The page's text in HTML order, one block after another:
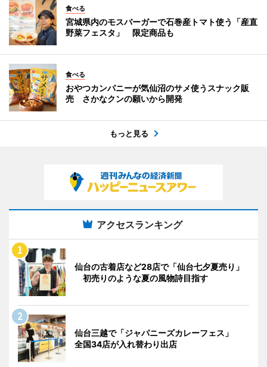
食べる
宮城県内のモスバーガーで石巻産トマト使う「産直
野菜フェスタ」 限定商品も
食べる
おやつカンパニーが気仙沼のサメ使うスナック販
売 さかなクンの願いから開発
もっと見る
アクセスランキング
仙台の古着店など28店で「仙台七夕夏売り」
初売りのような夏の風物詩目指す
仙台三越で「ジャパニーズカレーフェス」
全国34店が入れ替わり出店